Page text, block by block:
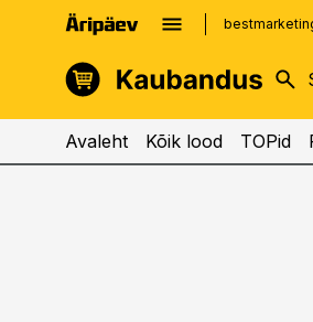
kinnisvarauudised.ee
logistikauudised.ee
Avaleht Kõik lood TOPid